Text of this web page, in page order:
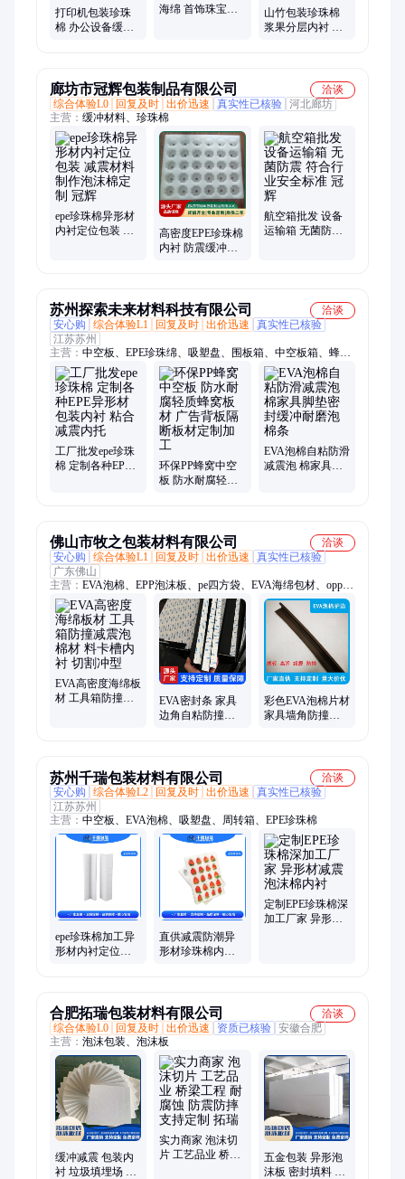
打印机包装珍珠
棉 办公设备缓冲
海绵 首饰珠宝礼
山竹包装珍珠棉
浆果分层内衬 防
廊坊市冠辉包装制品有限公司
洽谈
综合体验L0
回复及时 出价迅速 真实性已核验 河北廊坊
主营： 缓冲材料、珍珠棉
epe珍珠棉异形材
内衬定位包装 减
高密度EPE珍珠棉
内衬 防震缓冲包
航空箱批发 设备
运输箱 无菌防震
苏州探索未来材料科技有限公司
洽谈
安心购
综合体验L1 回复及时 出价迅速
真实性已核验
江苏苏州
主营： 中空板、EPE珍珠绵、吸塑盘、围板箱、中空板箱、蜂窝
板箱、EU塑料箱、周转箱、吸塑盒、蜂窝板、PP蜂窝板、EVA
泡棉、EVA托盘、EVA盒
工厂批发epe珍珠
棉 定制各种EPE
环保PP蜂窝中空
板 防水耐腐轻质
EVA泡棉自粘防滑
减震泡 棉家具脚
佛山市牧之包装材料有限公司
洽谈
安心购
综合体验L1 回复及时 出价迅速
真实性已核验
广东佛山
主营： EVA泡棉、EPP泡沫板、pe四方袋、EVA海绵包材、opp
袋、印刷塑料袋、热收缩袋、铝箔袋、真空袋、气柱袋、充气
袋、气泡袋、自封袋
EVA高密度海绵板
材 工具箱防撞减
EVA密封条 家具
边角自粘防撞海
彩色EVA泡棉片材
家具墙角防撞泡
苏州千瑞包装材料有限公司
洽谈
安心购
综合体验L2 回复及时 出价迅速
真实性已核验
江苏苏州
主营： 中空板、EVA泡棉、吸塑盘、周转箱、EPE珍珠棉
epe珍珠棉加工异
形材内衬定位包
直供减震防潮异
形材珍珠棉内衬
定制EPE珍珠棉深
加工厂家 异形材
合肥拓瑞包装材料有限公司
洽谈
综合体验L0
回复及时 出价迅速 资质已核验 安徽合肥
主营： 泡沫包装、泡沫板
缓冲减震 包装内
衬 垃圾填埋场 加
实力商家 泡沫切
片 工艺品业 桥梁
五金包装 异形泡
沫板 密封填料 性